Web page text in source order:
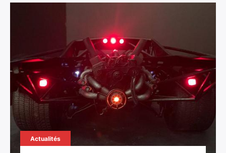
Actualités